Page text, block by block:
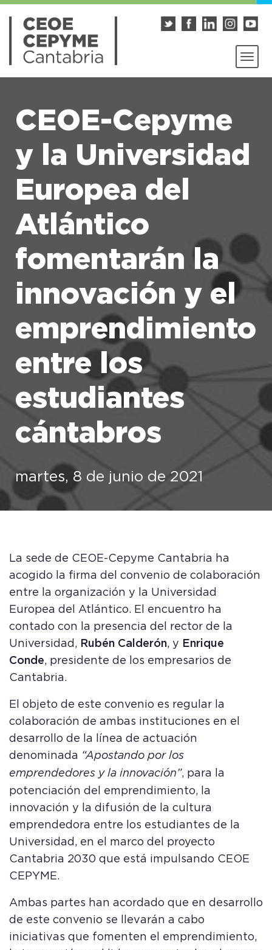
CEOE-Cepyme
y la Universidad
Europea del
Atlántico
fomentarán la
innovación y el
emprendimiento
entre los
estudiantes
cántabros
martes, 8 de junio de 2021
La sede de CEOE-Cepyme Cantabria ha
acogido la firma del convenio de colaboración
entre la organización y la Universidad
Europea del Atlántico. El encuentro ha
contado con la presencia del rector de la
Universidad, Rubén Calderón, y
Enrique
Conde, presidente de los empresarios de
Cantabria.
El objeto de este convenio es regular la
colaboración de ambas instituciones en el
desarrollo de la línea de actuación
denominada “Apostando por los
emprendedores y la innovación”, para la
potenciación del emprendimiento, la
innovación y la difusión de la cultura
emprendedora entre los estudiantes de la
Universidad, en el marco del proyecto
Cantabria 2030 que está impulsando CEOE
CEPYME.
Ambas partes han acordado que en desarrollo
de este convenio se llevarán a cabo
iniciativas que fomenten el emprendimiento,